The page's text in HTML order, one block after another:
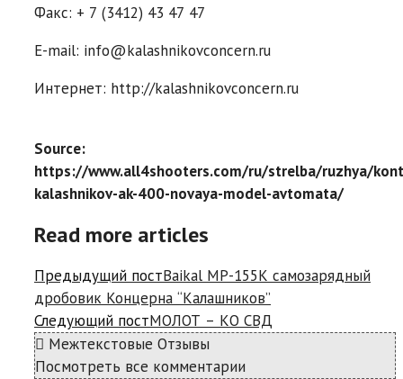
Факс: + 7 (3412) 43 47 47
E-mail: info@kalashnikovconcern.ru
Интернет: http://kalashnikovconcern.ru
Source:
https://www.all4shooters.com/ru/strelba/ruzhya/
kalashnikov-ak-400-novaya-model-avtomata/
Read more articles
Предыдущий постBaikal МР-155К самозарядный
дробовик Концерна “Калашников”
Следующий постМОЛОТ – КО СВД
Межтекстовые Отзывы
Посмотреть все комментарии